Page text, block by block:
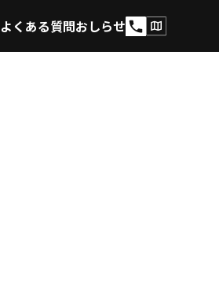
よくある質問おしらせ